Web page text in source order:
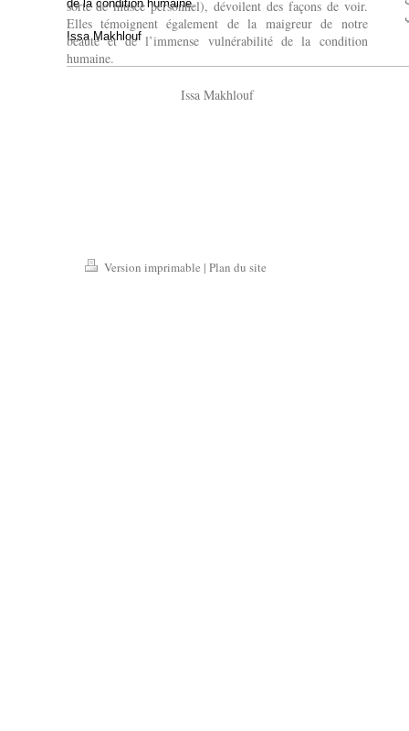
de la condition humaine.
Issa Makhlouf
sorte de musée personnel), dévoilent des façons de voir.
Elles témoignent également de la maigreur de notre
beauté et de l’immense vulnérabilité de la condition
humaine.
Issa Makhlouf
Version imprimable | Plan du site